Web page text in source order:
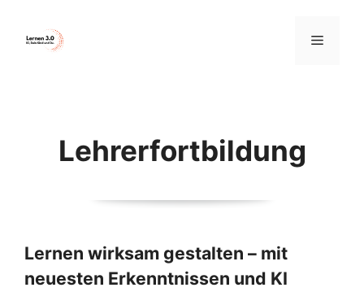
springen
Menü
Lehrerfortbildung
Lernen wirksam gestalten – mit
neuesten Erkenntnissen und KI